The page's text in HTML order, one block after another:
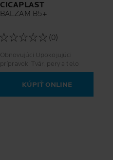
CICAPLAST
BALZAM B5+
(0)
Obnovujúci Upokojujúci
prípravok Tvár, pery a telo
KÚPIŤ ONLINE